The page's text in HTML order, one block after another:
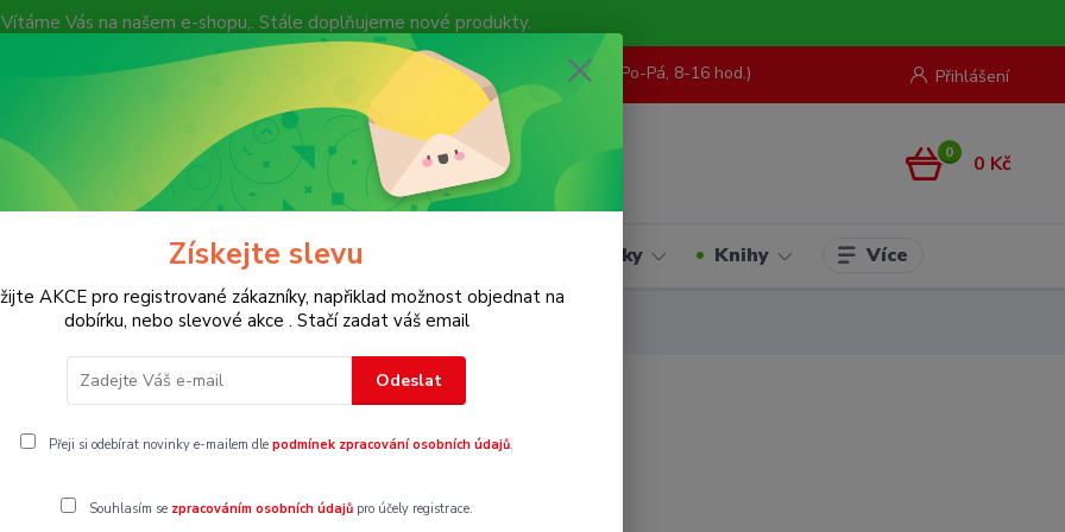
Vítáme Vás na našem e-shopu,. Stále doplňujeme nové produkty.
Přihlášení
Hledat
Nevíte si rady? Zavolejte. + 420 773 967 062 (Po-Pá, 8-16 hod.)
0 0 Kč
Dětské Dámské Hračky Knihy Více
nebylo nalezeno žádné zboží.
Získejte slevu
AKCE pro registrované zákazníky, napřiklad možnost objednat na
dobírku, nebo slevové akce . Stačí zadat váš email
Odeslat
Přeji si odebírat novinky e-mailem dle podmínek zpracování osobních údajů.
Souhlasím se zpracováním osobních údajůpro účely registrace.